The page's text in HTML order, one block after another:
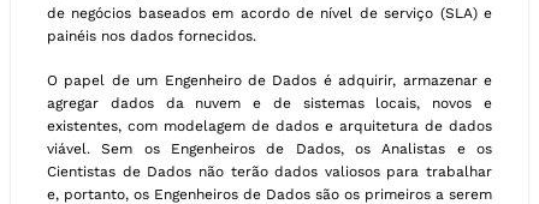
de negócios baseados em acordo de nível de serviço (SLA) e
painéis nos dados fornecidos.
O papel de um Engenheiro de Dados é adquirir, armazenar e
agregar dados da nuvem e de sistemas locais, novos e
existentes, com modelagem de dados e arquitetura de dados
viável. Sem os Engenheiros de Dados, os Analistas e os
Cientistas de Dados não terão dados valiosos para trabalhar
e, portanto, os Engenheiros de Dados são os primeiros a serem